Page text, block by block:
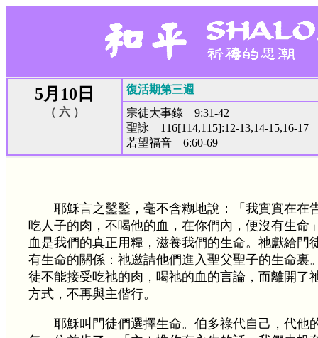
5月10日
（ 六 ）
復活期第三週
宗徒大事錄 9:31-42
聖詠 116[114,115]:12-13,14-15,16-17
若望福音 6:60-69
耶穌言之鑿鑿，毫不含糊地說：「我實實在在
吃人子的肉，不喝他的血，在你們內，便沒有生命
血是我們的真正用糧，滋養我們的生命。祂獻給門
有生命的關係：祂邀請他們進入聖父聖子的生命裏
徒不能接受吃祂的肉，喝祂的血的言論，而離開了
方式，不再與主偕行。
耶穌叫門徒們選擇生命。伯多祿代自己，代他